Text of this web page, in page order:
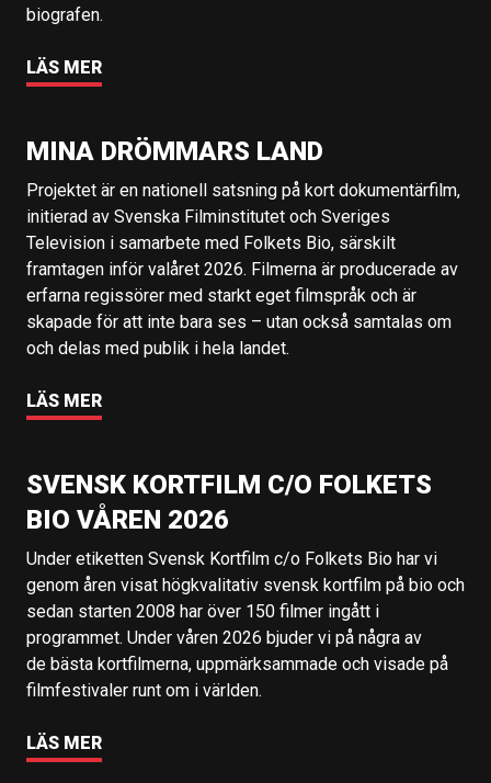
biografen.
LÄS MER
MINA DRÖMMARS LAND
Projektet är en nationell satsning på kort dokumentärfilm,
initierad av Svenska Filminstitutet och Sveriges
Television i samarbete med Folkets Bio, särskilt
framtagen inför valåret 2026. Filmerna är producerade av
erfarna regissörer med starkt eget filmspråk och är
skapade för att inte bara ses – utan också samtalas om
och delas med publik i hela landet.
LÄS MER
SVENSK KORTFILM C/O FOLKETS
BIO VÅREN 2026
Under etiketten Svensk Kortfilm c/o Folkets Bio har vi
genom åren visat högkvalitativ svensk kortfilm på bio och
sedan starten 2008 har över 150 filmer ingått i
programmet. Under våren 2026 bjuder vi på några av
de bästa kortfilmerna, uppmärksammade och visade på
filmfestivaler runt om i världen.
LÄS MER